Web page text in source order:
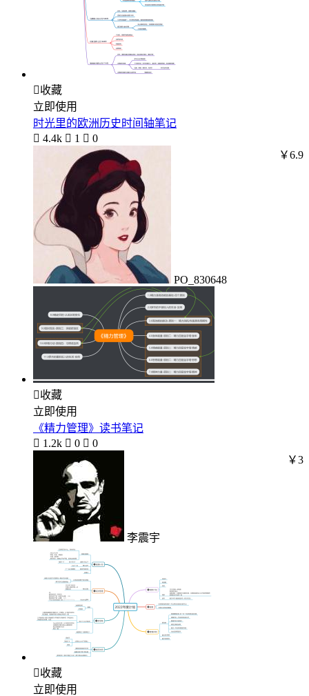
收藏
立即使用
时光里的欧洲历史时间轴笔记
 4.4k  1  0
PO_830648
￥6.9
收藏
立即使用
《精力管理》读书笔记
 1.2k  0  0
李震宇
￥3
收藏
立即使用